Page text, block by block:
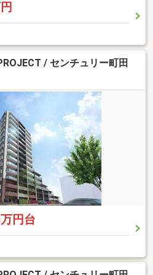
/ センチュリー町田
円台